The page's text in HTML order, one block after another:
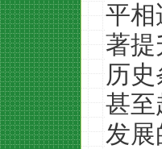
平相
著提
历
甚至
发展